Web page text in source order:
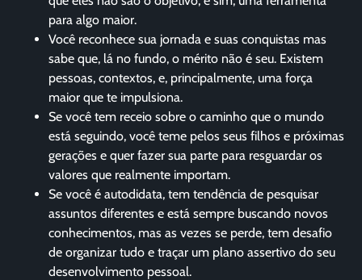
para algo maior.
Você reconhece sua jornada e suas conquistas mas
sabe que, lá no fundo, o mérito não é seu. Existem
pessoas, contextos, e, principalmente, uma força
maior que te impulsiona.
Se você tem receio sobre o caminho que o mundo
está seguindo, você teme pelos seus filhos e próximas
gerações e quer fazer sua parte para resguardar os
valores que realmente importam.
Se você é autodidata, tem tendência de pesquisar
assuntos diferentes e está sempre buscando novos
conhecimentos, mas as vezes se perde, tem desafio
de organizar tudo e traçar um plano assertivo do seu
desenvolvimento pessoal.